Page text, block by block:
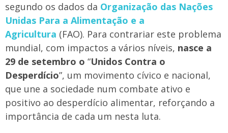
segundo os dados da Organização das Nações
Unidas Para a Alimentação e a
Agricultura (FAO). Para contrariar este problema
mundial, com impactos a vários níveis, nasce a
29 de setembro o “Unidos Contra o
Desperdício”, um movimento cívico e nacional,
que une a sociedade num combate ativo e
positivo ao desperdício alimentar, reforçando a
importância de cada um nesta luta.